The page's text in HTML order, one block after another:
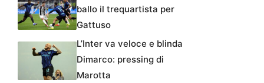
ballo il trequartista per
Gattuso
L’Inter va veloce e blinda
Dimarco: pressing di
Marotta